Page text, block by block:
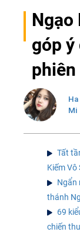
Ngạo
góp ý
Ha
Mi
Tất
Kiếm Vô
Ngẩn
thánh
69
chiến